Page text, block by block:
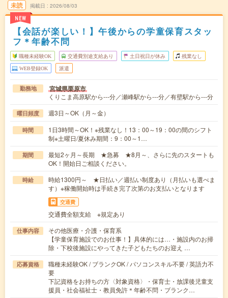
未読
NEW
掲載日 2026/08/03
【会話が楽しい！】午後からの学童保育スタッ
フ＊年齢不問
職種未経験OK 交通費別途支給あり 土日祝日が休み 残業なし
WEB登録OK 派遣
勤務地 宮城県栗原市
くりこま高原駅から---分／瀬峰駅から---分／有壁駅から---分
曜日頻度 週3日～OK（月～金）
時間
1日3時間～OK！※残業なし！13：00～19：00の間のシフト
制※土曜日/夏休み期間：9：00～1…
期間
最短2ヶ月～長期 ★急募 ★8月～、さらに先のスタートも
OK！開始日ご相談ください。
時給
時給1300円～ ★日払い／週払い制度あり（月払いも選べま
す）※稼働開始時は手続き完了次第のお支払いとなります
交通費
交通費全額支給 ※規定あり
仕事内容
その他医療・介護・保育系
【学童保育施設でのお仕事！】具体的には…・施設内のお掃
除・下校後施設にやってきた子どもたちのお迎え …
応募資格
職種未経験OK / ブランクOK / パソコンスキル不要 / 英語力不
要
下記資格をお持ちの方〈対象資格〉・保育士・放課後児童支
援員・社会福祉士・教員免許＊年齢不問・ブランク…